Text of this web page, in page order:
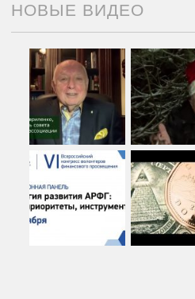
НОВЫЕ ВИДЕО